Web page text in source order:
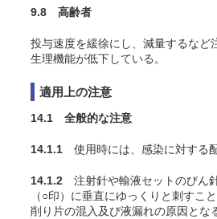
9.8 高齢者
投与速度を緩徐にし、減量するなど
生理機能が低下している。
適用上の注意
14.1 全般的な注意
14.1.1 使用時には、感染に対する
14.1.2 注射針や輸液セットのびん
（○印）に垂直にゆっくりと刺すこ
削り片の混入及び液漏れの原因とな